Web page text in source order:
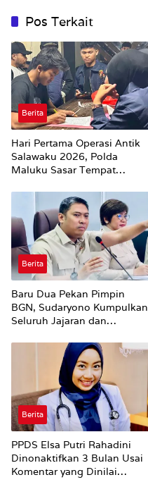
Pos Terkait
Berita
Hari Pertama Operasi Antik
Salawaku 2026, Polda
Maluku Sasar Tempat
Berita
Baru Dua Pekan Pimpin
BGN, Sudaryono Kumpulkan
Seluruh Jajaran dan
Pungli dan Pemerasan
Supplier harus Berhenti
Berita
PPDS Elsa Putri Rahadini
Dinonaktifkan 3 Bulan Usai
Komentar yang Dinilai